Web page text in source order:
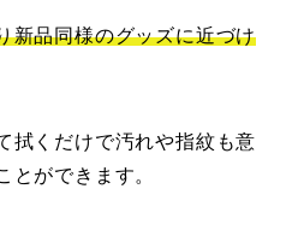
新品同様のグッズに近づけ
拭くだけで汚れや指紋も意
とができます。